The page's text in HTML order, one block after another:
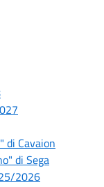
di Cavaion
di Sega
2026